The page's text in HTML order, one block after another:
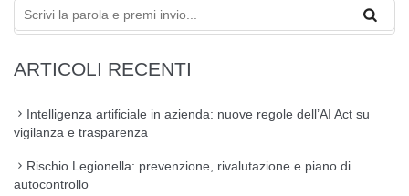
ARTICOLI RECENTI
Intelligenza artificiale in azienda: nuove regole dell’AI Act su
vigilanza e trasparenza
Rischio Legionella: prevenzione, rivalutazione e piano di
autocontrollo